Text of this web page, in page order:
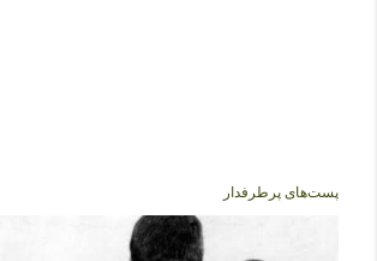
ر
پست‌های پرطرفدار